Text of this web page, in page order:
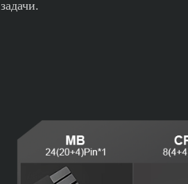
задачи.